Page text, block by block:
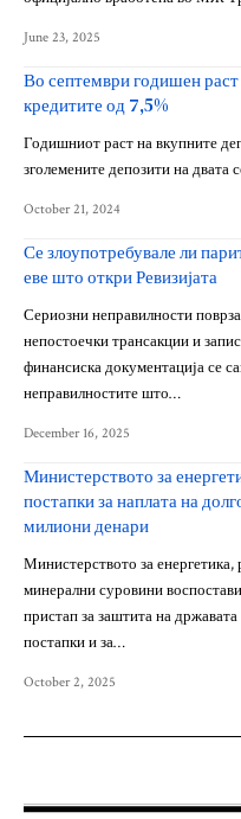
June 23, 2025
Во септември годишен
кредитите од 7,5%
Годишниот раст на вкупните
зголемените депозити на двата
October 21, 2024
Се злоупотребувале ли
еве што откри Ревизијата
Сериозни неправилности
непостоечки трансакции и
финансиска документација се
неправилностите што…
December 16, 2025
Министерството за
постапки за наплата на
милиони денари
Министерството за енергетика,
минерални суровини
пристап за заштита на
постапки и за…
October 2, 2025